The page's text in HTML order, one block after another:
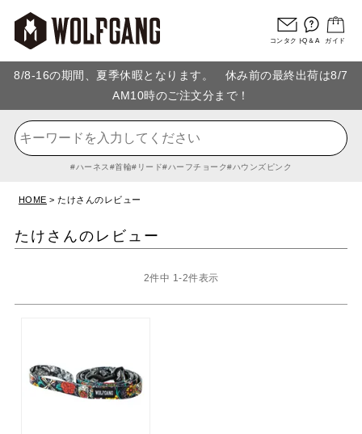
コンタクトQ＆A ガイド
8/8-16の期間、夏季休暇となります。 休み前の最終出荷は8/7
AM10時のご注文分まで！
ハーネス 首輪 リード ハーフチョーク ハウンズピンク
HOME たけさんのレビュー
たけさんのレビュー
2件中 1 -2件表示